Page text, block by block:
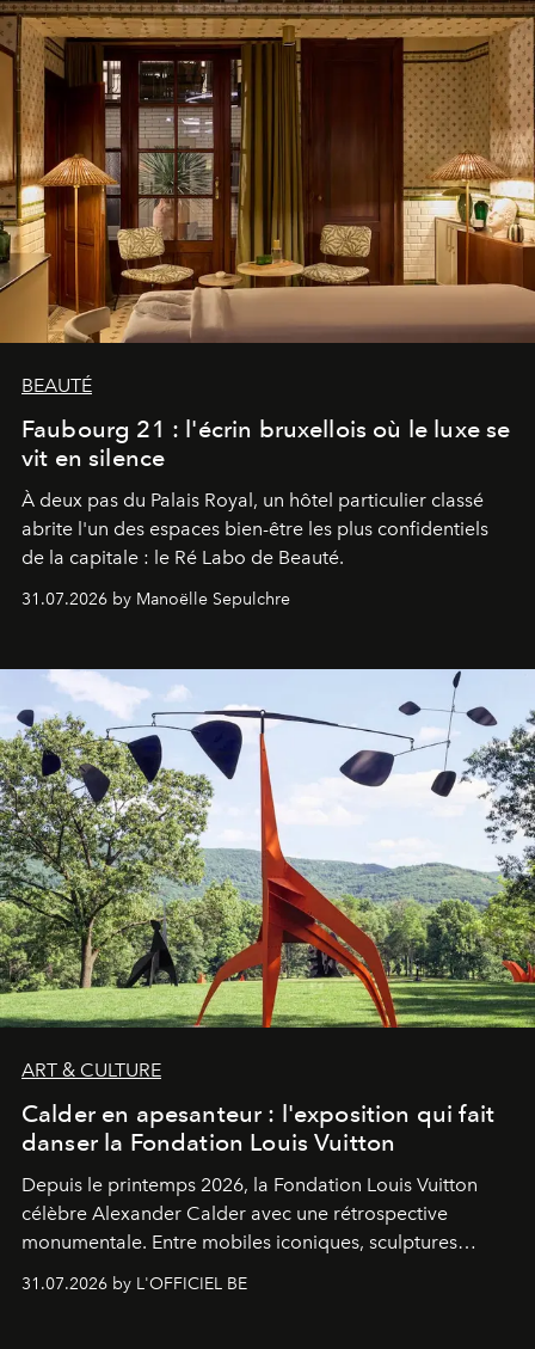
BEAUTÉ
Faubourg 21 : l'écrin bruxellois où le luxe se
vit en silence
À deux pas du Palais Royal, un hôtel particulier classé
abrite l'un des espaces bien-être les plus confidentiels
de la capitale : le Ré Labo de Beauté.
31.07.2026 by Manoëlle Sepulchre
ART & CULTURE
Calder en apesanteur : l'exposition qui fait
danser la Fondation Louis Vuitton
Depuis le printemps 2026, la Fondation Louis Vuitton
célèbre Alexander Calder avec une rétrospective
monumentale. Entre mobiles iconiques, sculptures
américain investit les espaces imaginés par Frank Gehry
31.07.2026 by L'OFFICIEL BE